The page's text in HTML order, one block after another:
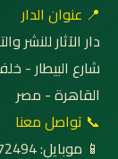
📍 عنوان الدار
دار الآثار للنشر
شارع البيطار -
القاهرة - مصر
📞 تواصل معنا
📱 موبايل: 01002172494